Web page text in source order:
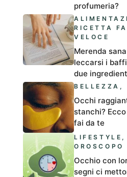
profumeria?
RICETTA
VELOCE
Merenda
leccarsi i
due
BELLEZZA ,
Occhi
stanchi?
fai da te
LIFESTYLE ,
OROSCOPO
Occhio con
segni ci